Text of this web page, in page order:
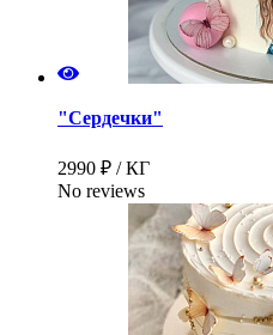
"Сердечки"
2990 ₽ / КГ
No reviews